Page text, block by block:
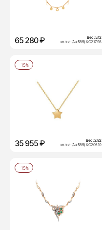
65 280 ₽ Вес:5.12
колье (Au 585) КО21798
-15%
35 955 ₽ Вес:2.82
колье (Au 585) КО20510
-15%